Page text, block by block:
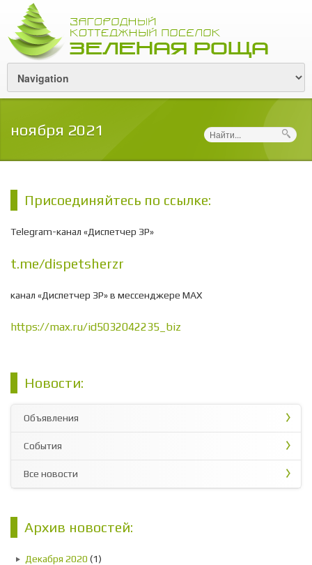
ноября 2021 Поиск
Присоединяйтесь по ссылке:
Telegram-канал «Диспетчер ЗР»
t.me/dispetsherzr
канал «Диспетчер ЗР» в мессенджере МАХ
https://max.ru/id5032042235_biz
Новости:
Объявления
События
Все новости
Архив новостей:
Декабря 2020 (1)